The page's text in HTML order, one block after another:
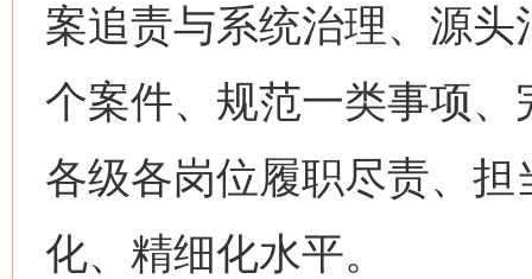
案追责与系统治理、源
个案件、规范一类事项
各级各岗位履职尽责、
化、精细化水平。